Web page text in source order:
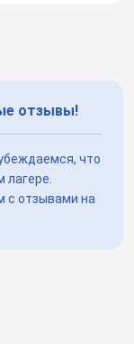
отзывы!
что
лагере.
с отзывами на